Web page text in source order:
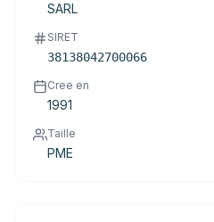
SARL
SIRET
38138042700066
Cree en
1991
Taille
PME